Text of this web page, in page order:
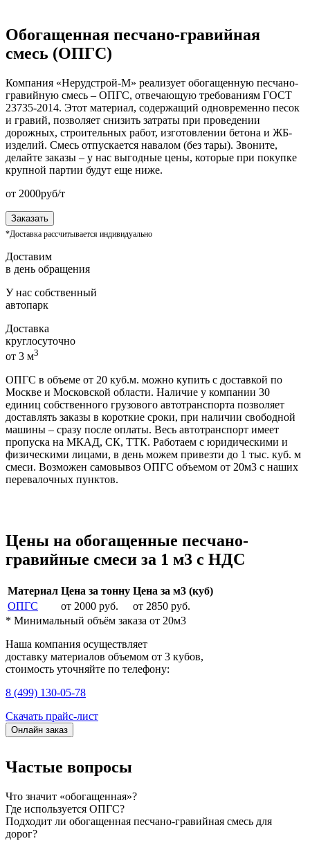
Обогащенная песчано-гравийная
смесь (ОПГС)
Компания «Нерудстрой-М» реализует обогащенную песчано-
гравийную смесь – ОПГС, отвечающую требованиям ГОСТ
23735-2014. Этот материал, содержащий одновременно песок
и гравий, позволяет снизить затраты при проведении
дорожных, строительных работ, изготовлении бетона и ЖБ-
изделий. Смесь отпускается навалом (без тары). Звоните,
делайте заказы – у нас выгодные цены, которые при покупке
крупной партии будут еще ниже.
от 2000руб/т
Заказать
*Доставка рассчитывается индивидуально
Доставим
в день обращения
У нас собственный
автопарк
Доставка
круглосуточно
от 3 м3
ОПГС в объеме от 20 куб.м. можно купить с доставкой по
Москве и Московской области. Наличие у компании 30
единиц собственного грузового автотранспорта позволяет
доставлять заказы в короткие сроки, при наличии свободной
машины – сразу после оплаты. Весь автотранспорт имеет
пропуска на МКАД, СК, ТТК. Работаем с юридическими и
физическими лицами, в день можем привезти до 1 тыс. куб. м
смеси. Возможен самовывоз ОПГС объемом от 20м3 с наших
перевалочных пунктов.
Цены на обогащенные песчано-
гравийные смеси за 1 м3 с НДС
Материал Цена за тонну Цена за м3 (куб)
ОПГС
от 2000 руб.
от 2850 руб.
* Минимальный объём заказа от 20м3
Наша компания осуществляет
доставку материалов объемом от 3 кубов,
стоимость уточняйте по телефону:
8 (499) 130-05-78
Скачать прайс-лист
Онлайн заказ
Частые вопросы
Что значит «обогащенная»?
Где используется ОПГС?
Подходит ли обогащенная песчано-гравийная смесь для
дорог?